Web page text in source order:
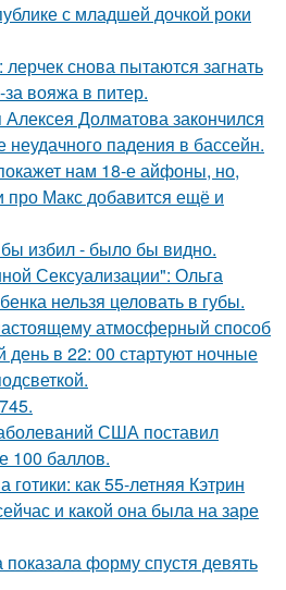
с младшей дочкой роки
снова пытаются загнать
вояжа в питер.
Долматова закончился
падения в бассейн.
нам 18-е айфоны, но,
про Макс добавится ещё и
избил - было бы видно.
Сексуализации": Ольга
нельзя целовать в губы.
атмосферный способ
день в 22: 00 стартуют ночные
США поставил
100 баллов.
как 55-летняя Кэтрин
и какой она была на заре
форму спустя девять